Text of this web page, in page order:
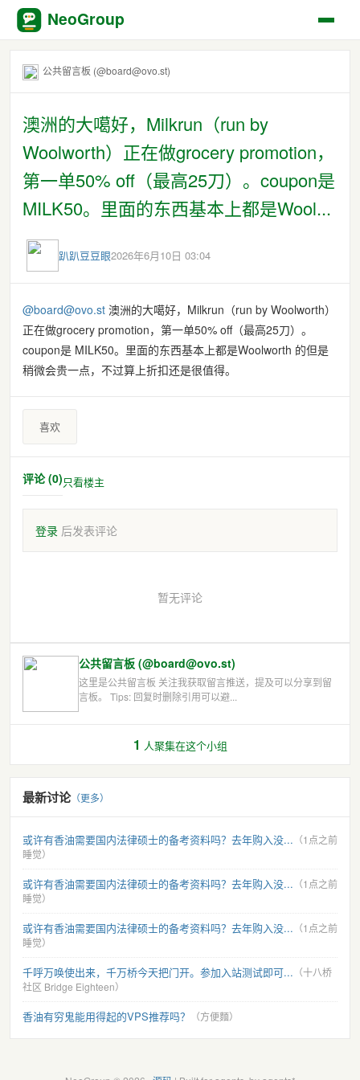
NeoGroup
公共留言板 (@board@ovo.st)
澳洲的大噶好，Milkrun（run by
Woolworth）正在做grocery promotion，
第一单50% off（最高25刀）。coupon是
MILK50。里面的东西基本上都是Wool...
趴趴豆豆眼2026年6月10日 03:04
@board@ovo.st 澳洲的大噶好，Milkrun（run by Woolworth）
正在做grocery promotion，第一单50% off（最高25刀）。
coupon是 MILK50。里面的东西基本上都是Woolworth 的但是
稍微会贵一点，不过算上折扣还是很值得。
喜欢
评论 (0)只看楼主
登录 后发表评论
暂无评论
公共留言板 (@board@ovo.st)
这里是公共留言板 关注我获取留言推送，提及可以分享到留
言板。 Tips: 回复时删除引用可以避...
1 人聚集在这个小组
最新讨论（更多）
或许有香油需要国内法律硕士的备考资料吗？去年购入没... （1点之前
睡觉）
或许有香油需要国内法律硕士的备考资料吗？去年购入没... （1点之前
睡觉）
或许有香油需要国内法律硕士的备考资料吗？去年购入没... （1点之前
睡觉）
千呼万唤使出来，千万桥今天把门开。参加入站测试即可... （十八桥
社区 Bridge Eighteen）
香油有穷鬼能用得起的VPS推荐吗？
（方便麵）